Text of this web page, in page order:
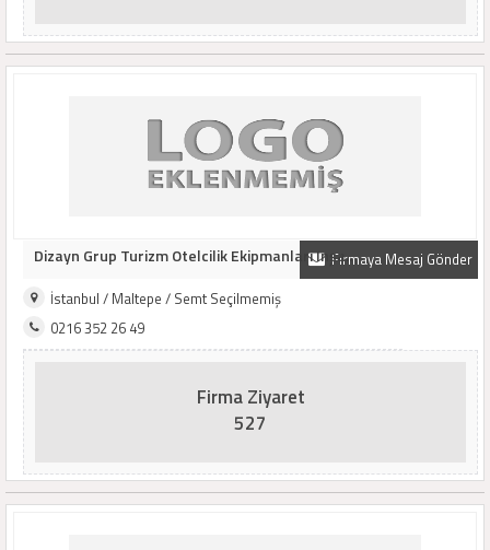
Firmaya Mesaj Gönder
Dizayn Grup Turizm Otelcilik Ekipmanları Inşa..
İstanbul / Maltepe / Semt Seçilmemiş
0216 352 26 49
Firma Ziyaret
527